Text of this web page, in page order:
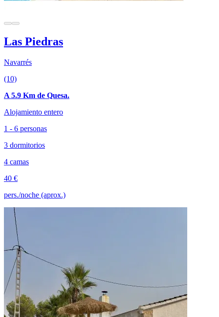
Las Piedras
Navarrés
(10)
A 5.9 Km de Quesa.
Alojamiento entero
1 - 6 personas
3 dormitorios
4 camas
40 €
pers./noche (aprox.)